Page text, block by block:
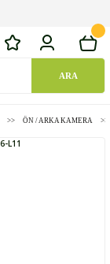
ARA
ÖN / ARKA KAMERA